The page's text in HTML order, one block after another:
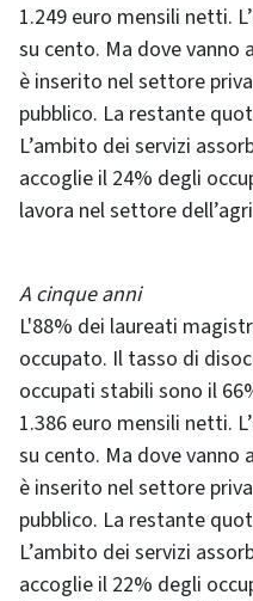
1.249 euro mensili netti.
su cento. Ma dove vanno
è inserito nel settore
pubblico. La restante
L’ambito dei servizi
accoglie il 24% degli
lavora nel settore
A cinque anni
L'88% dei laureati
occupato. Il tasso di
occupati stabili sono il
1.386 euro mensili netti.
su cento. Ma dove vanno
è inserito nel settore
pubblico. La restante
L’ambito dei servizi
accoglie il 22% degli